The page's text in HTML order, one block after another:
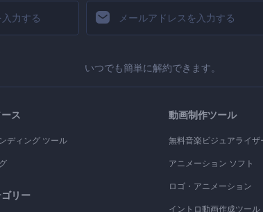
いつでも簡単に解約できます。
ス
ディング ツール
リー
動画制作ツール
無料音楽ビジュアライザ
アニメーション ソフト
ロゴ・アニメーション
イントロ動画作成ツール